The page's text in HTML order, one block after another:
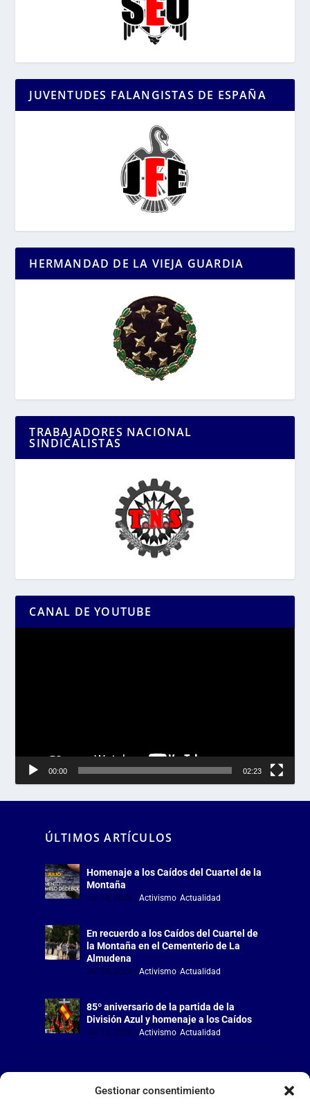
Gestionar consentimiento
JUVENTUDES FALANGISTAS DE ESPAÑA
HERMANDAD DE LA VIEJA GUARDIA
TRABAJADORES NACIONAL
SINDICALISTAS
CANAL DE YOUTUBE
00:00 02:23
ÚLTIMOS ARTÍCULOS
Homenaje a los Caídos del Cuartel de la
Montaña
Jul 18, 2026 Activismo, Actualidad
En recuerdo a los Caídos del Cuartel de
la Montaña en el Cementerio de La
Almudena
Jul 18, 2026 Activismo, Actualidad
85º aniversario de la partida de la
División Azul y homenaje a los Caídos
Jul 15, 2026 Activismo, Actualidad